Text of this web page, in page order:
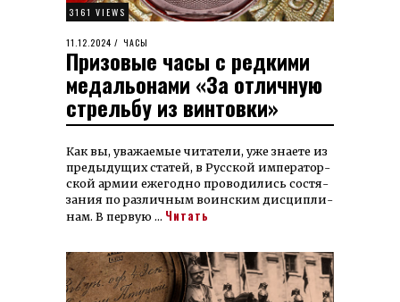
3161 VIEWS
POSTED
ON
11.12.2024 27.12.2024
ЧАСЫ
Призовые часы с редкими
медальонами «За отличную
стрельбу из винтовки»
Как вы, уважаемые читатели, уже знаете из
пре­ды­ду­щих ста­тей, в Рус­ской им­пе­ра­тор­
ской ар­мии еже­год­но про­во­ди­лись со­стя­
за­ния по раз­лич­ным воин­ским дис­ци­пли­
нам. В пер­вую … Читать